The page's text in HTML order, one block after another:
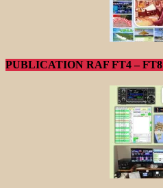
PUBLICATION RAF FT4 – FT8